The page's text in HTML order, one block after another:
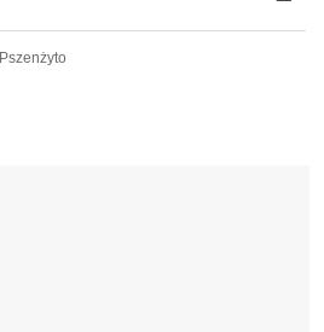
Pszenżyto